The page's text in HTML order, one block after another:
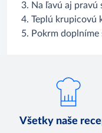
3. Na ľavú aj pravú
4. Teplú krupicovú
5. Pokrm doplníme
Všetky naše